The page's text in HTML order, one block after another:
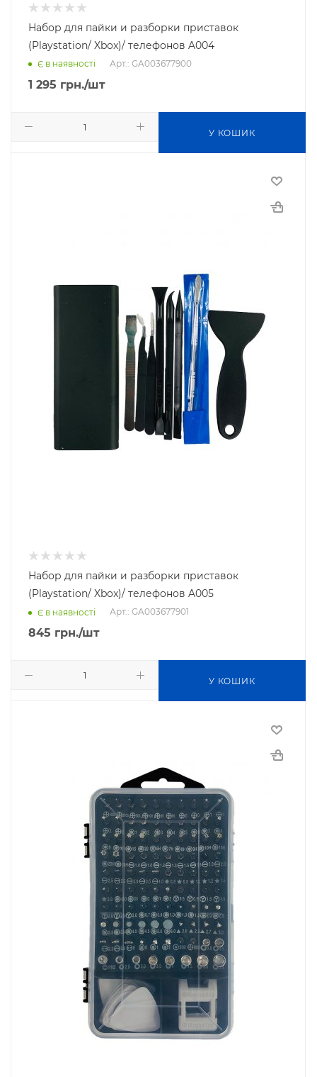
Набор для пайки и разборки приставок
(Playstation/ Xbox)/ телефонов A004
Є в наявності Арт.: GA003677900
1 295 грн./шт
У КОШИК
Набор для пайки и разборки приставок
(Playstation/ Xbox)/ телефонов A005
Є в наявності Арт.: GA003677901
845 грн./шт
У КОШИК